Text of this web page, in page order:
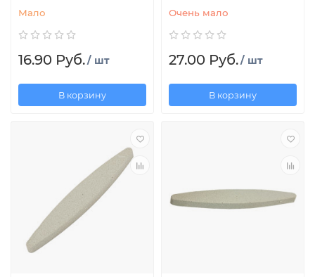
Мало
16.90 Руб./ шт
В корзину
Очень мало
27.00 Руб./ шт
В корзину